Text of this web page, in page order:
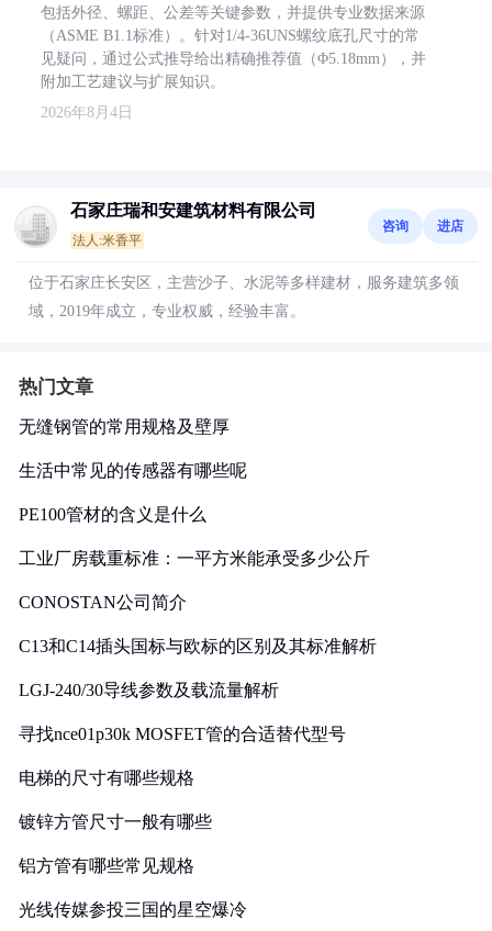
包括外径、螺距、公差等关键参数，并提供专业数据来源
（ASME B1.1标准）。针对1/4-36UNS螺纹底孔尺寸的常
见疑问，通过公式推导给出精确推荐值（Φ5.18mm），并
附加工艺建议与扩展知识。
2026年8月4日
石家庄瑞和安建筑材料有限公司
法人:米香平
咨询 进店
位于石家庄长安区，主营沙子、水泥等多样建材，服务建筑多领
域，2019年成立，专业权威，经验丰富。
热门文章
无缝钢管的常用规格及壁厚
生活中常见的传感器有哪些呢
PE100管材的含义是什么
工业厂房载重标准：一平方米能承受多少公斤
CONOSTAN公司简介
C13和C14插头国标与欧标的区别及其标准解析
LGJ-240/30导线参数及载流量解析
寻找nce01p30k MOSFET管的合适替代型号
电梯的尺寸有哪些规格
镀锌方管尺寸一般有哪些
铝方管有哪些常见规格
光线传媒参投三国的星空爆冷